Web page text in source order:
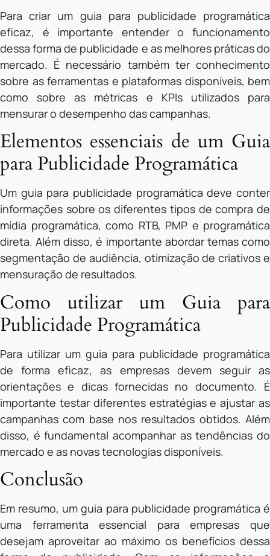
Para criar um guia para publicidade programática
eficaz, é importante entender o funcionamento
dessa forma de publicidade e as melhores práticas do
mercado. É necessário também ter conhecimento
sobre as ferramentas e plataformas disponíveis, bem
como sobre as métricas e KPIs utilizados para
mensurar o desempenho das campanhas.
Elementos essenciais de um Guia
para Publicidade Programática
Um guia para publicidade programática deve conter
informações sobre os diferentes tipos de compra de
mídia programática, como RTB, PMP e programática
direta. Além disso, é importante abordar temas como
segmentação de audiência, otimização de criativos e
mensuração de resultados.
Como utilizar um Guia para
Publicidade Programática
Para utilizar um guia para publicidade programática
de forma eficaz, as empresas devem seguir as
orientações e dicas fornecidas no documento. É
importante testar diferentes estratégias e ajustar as
campanhas com base nos resultados obtidos. Além
disso, é fundamental acompanhar as tendências do
mercado e as novas tecnologias disponíveis.
Conclusão
Em resumo, um guia para publicidade programática é
uma ferramenta essencial para empresas que
desejam aproveitar ao máximo os benefícios dessa